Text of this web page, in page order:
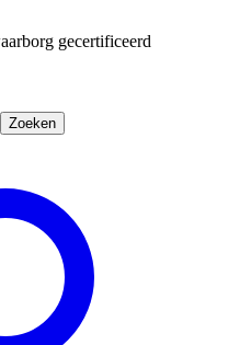
gecertificeerd
Zoeken